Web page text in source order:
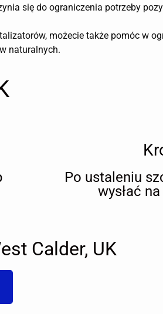
się do ograniczenia potrzeby
możecie także pomóc w
naturalnych.
Po ustaleniu
wysłać
Calder, UK